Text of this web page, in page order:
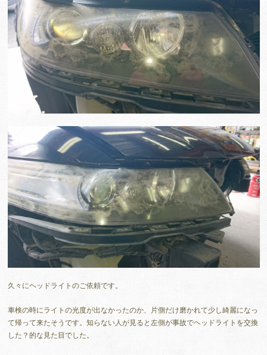
久々にヘッドライトのご依頼です。
車検の時にライトの光度が出なかったのか、片側だけ磨かれて少し綺麗になっ
て帰って来たそうです。知らない人が見ると左側が事故でヘッドライトを交換
した？的な見た目でした。